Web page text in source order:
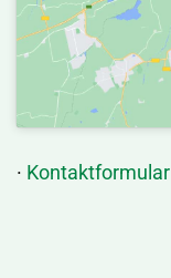
· Kontaktformular